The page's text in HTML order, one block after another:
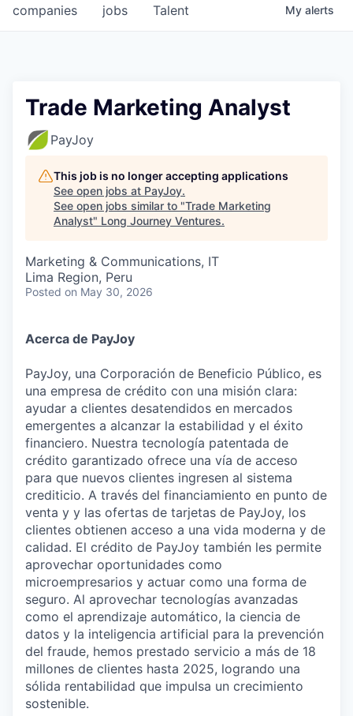
jobs
companies Talent My alerts
Trade Marketing Analyst
PayJoy
This job is no longer accepting applications
See open jobs at PayJoy.
See open jobs similar to "Trade Marketing
Analyst" Long Journey Ventures.
Marketing & Communications, IT
Lima Region, Peru
Posted on May 30, 2026
Acerca de PayJoy
PayJoy, una Corporación de Beneficio Público, es
una empresa de crédito con una misión clara:
ayudar a clientes desatendidos en mercados
emergentes a alcanzar la estabilidad y el éxito
financiero. Nuestra tecnología patentada de
crédito garantizado ofrece una vía de acceso
para que nuevos clientes ingresen al sistema
crediticio. A través del financiamiento en punto de
venta y y las ofertas de tarjetas de PayJoy, los
clientes obtienen acceso a una vida moderna y de
calidad. El crédito de PayJoy también les permite
aprovechar oportunidades como
microempresarios y actuar como una forma de
seguro. Al aprovechar tecnologías avanzadas
como el aprendizaje automático, la ciencia de
datos y la inteligencia artificial para la prevención
del fraude, hemos prestado servicio a más de 18
millones de clientes hasta 2025, logrando una
sólida rentabilidad que impulsa un crecimiento
sostenible.